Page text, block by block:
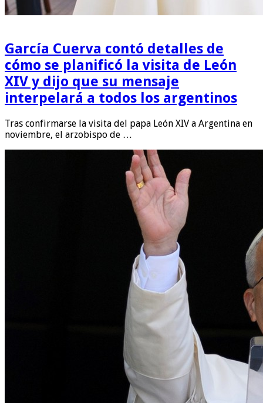
García Cuerva contó detalles de
cómo se planificó la visita de León
XIV y dijo que su mensaje
interpelará a todos los argentinos
Tras confirmarse la visita del papa León XIV a Argentina en
noviembre, el arzobispo de …